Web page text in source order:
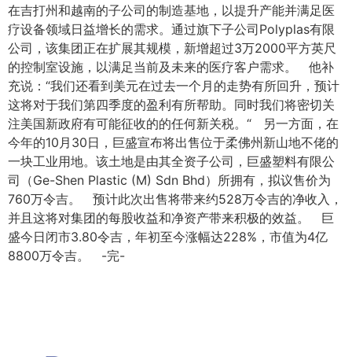
在吉打州和越南的子公司的制造基地，以提升产能并满足医
疗设备领域日益增长的需求。通过旗下子公司Polyplas有限
公司，该集团正在扩展其规模，新增超过3万2000平方英尺
的控制室设施，以满足当前及未来的医疗客户需求。 他补
充说：“我们还看到美元在过去一个月的走势有所回升，预计
这将对于我们第四季度的盈利有所帮助。同时我们将密切关
注美国新政府有可能征收的的任何新关税。“ 另一方面，在
今年的10月30日，巨盛宣布将出售位于柔佛州新山地不佬的
一块工业用地。该土地是由其全资子公司，巨盛塑料有限公
司（Ge-Shen Plastic (M) Sdn Bhd）所拥有，拟议售价为
760万令吉。 预计此次出售将带来约528万令吉的净收入，
并且这将对集团的每股收益和净资产带来积极的效益。 巨
盛今日闭市3.80令吉，年初至今涨幅达228%，市值为4亿
8800万令吉。 -完-